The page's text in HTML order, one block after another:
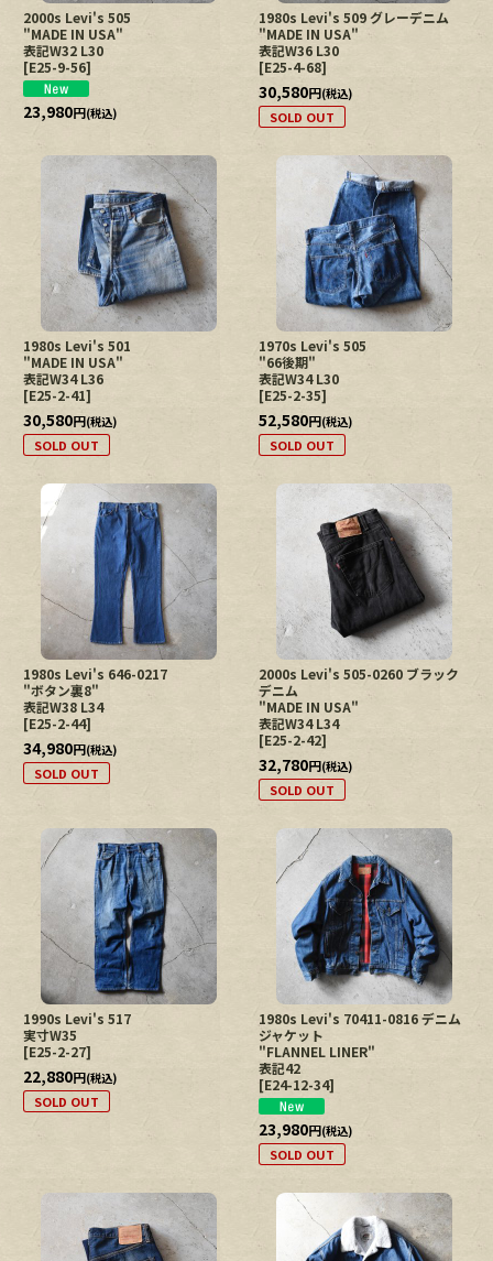
2000s Levi's 505
"MADE IN USA"
表記W32 L30
[E25-9-56]
23,980円(税込)
1980s Levi's 509 グレーデニム
"MADE IN USA"
表記W36 L30
[E25-4-68]
30,580円(税込)
SOLD OUT
1980s Levi's 501
"MADE IN USA"
表記W34 L36
[E25-2-41]
30,580円(税込)
SOLD OUT
1970s Levi's 505
"66後期"
表記W34 L30
[E25-2-35]
52,580円(税込)
SOLD OUT
1980s Levi's 646-0217
"ボタン裏8"
表記W38 L34
[E25-2-44]
34,980円(税込)
SOLD OUT
2000s Levi's 505-0260 ブラック
デニム
"MADE IN USA"
表記W34 L34
[E25-2-42]
32,780円(税込)
SOLD OUT
1990s Levi's 517
実寸W35
[E25-2-27]
22,880円(税込)
SOLD OUT
1980s Levi's 70411-0816 デニム
ジャケット
"FLANNEL LINER"
表記42
[E24-12-34]
23,980円(税込)
SOLD OUT